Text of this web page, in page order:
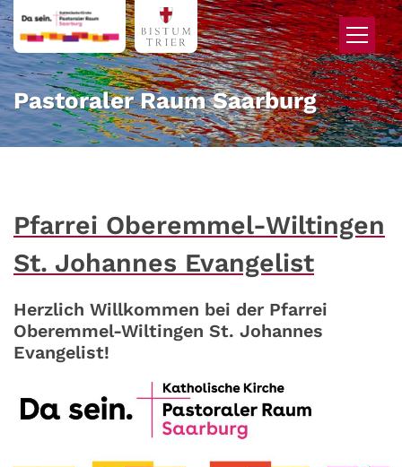
Zum Inhalt springen
Pastoraler Raum Saarburg
Pfarrei Oberemmel-Wiltingen
St. Johannes Evangelist
Herzlich Willkommen bei der Pfarrei
Oberemmel-Wiltingen St. Johannes
Evangelist!